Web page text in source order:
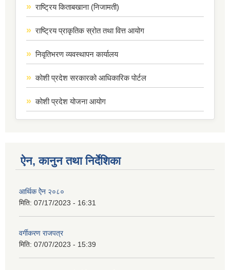
राष्ट्रिय किताबखाना (निजामती)
राष्ट्रिय प्राकृतिक स्रोत तथा वित्त आयोग
निवृतिभरण व्यवस्थापन कार्यालय
कोशी प्रदेश सरकारको आधिकारिक पोर्टल
कोशी प्रदेश योजना आयोग
ऐन, कानुन तथा निर्देशिका
आर्थिक ऐेन २०८०
मिति: 07/17/2023 - 16:31
वर्गीकरण राजपत्र
मिति: 07/07/2023 - 15:39